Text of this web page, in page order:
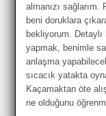
almanızı
beni doruklara
bekliyorum. Detaylı
yapmak, benimle
anlaşma
sıcacık yatakta
Kaçamaktan öte
ne olduğunu